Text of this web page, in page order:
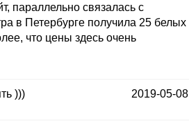
параллельно связалась с
в Петербурге получила 25 белых
что цены здесь очень
2019-05-08
)))